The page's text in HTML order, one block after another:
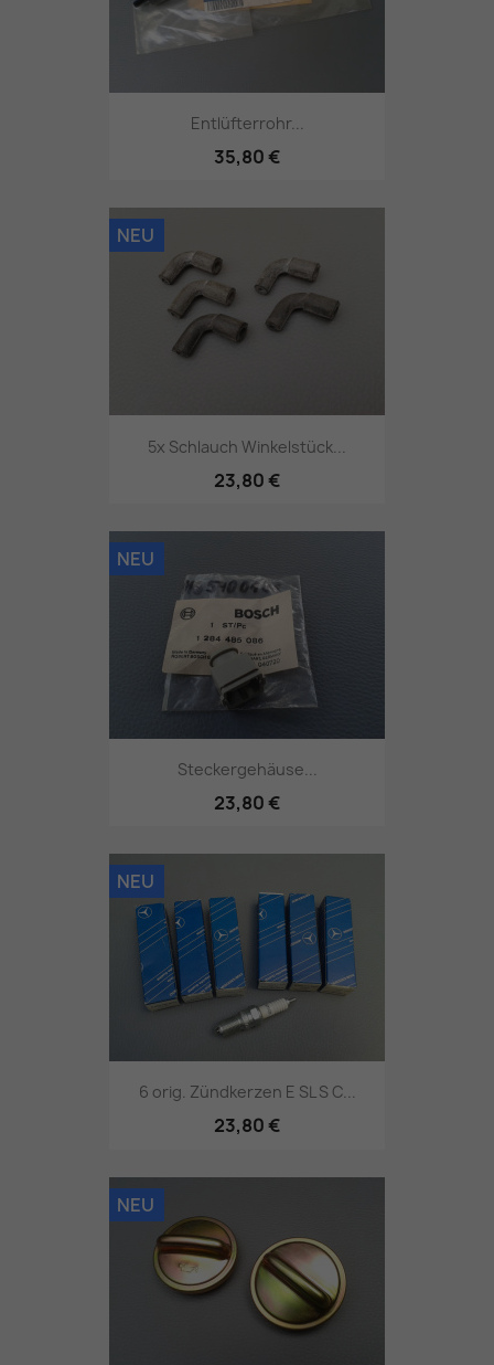
Entlüfterrohr...
35,80 €
5x Schlauch Winkelstück...
23,80 €
NEU
Steckergehäuse...
23,80 €
NEU
6 orig. Zündkerzen E SL S C...
23,80 €
NEU
NEU